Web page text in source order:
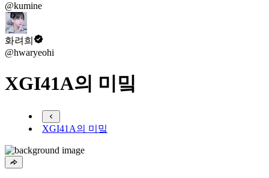
@kumine
화려희
@hwaryeohi
XGI41A의 미밐
XGI41A의 미밐